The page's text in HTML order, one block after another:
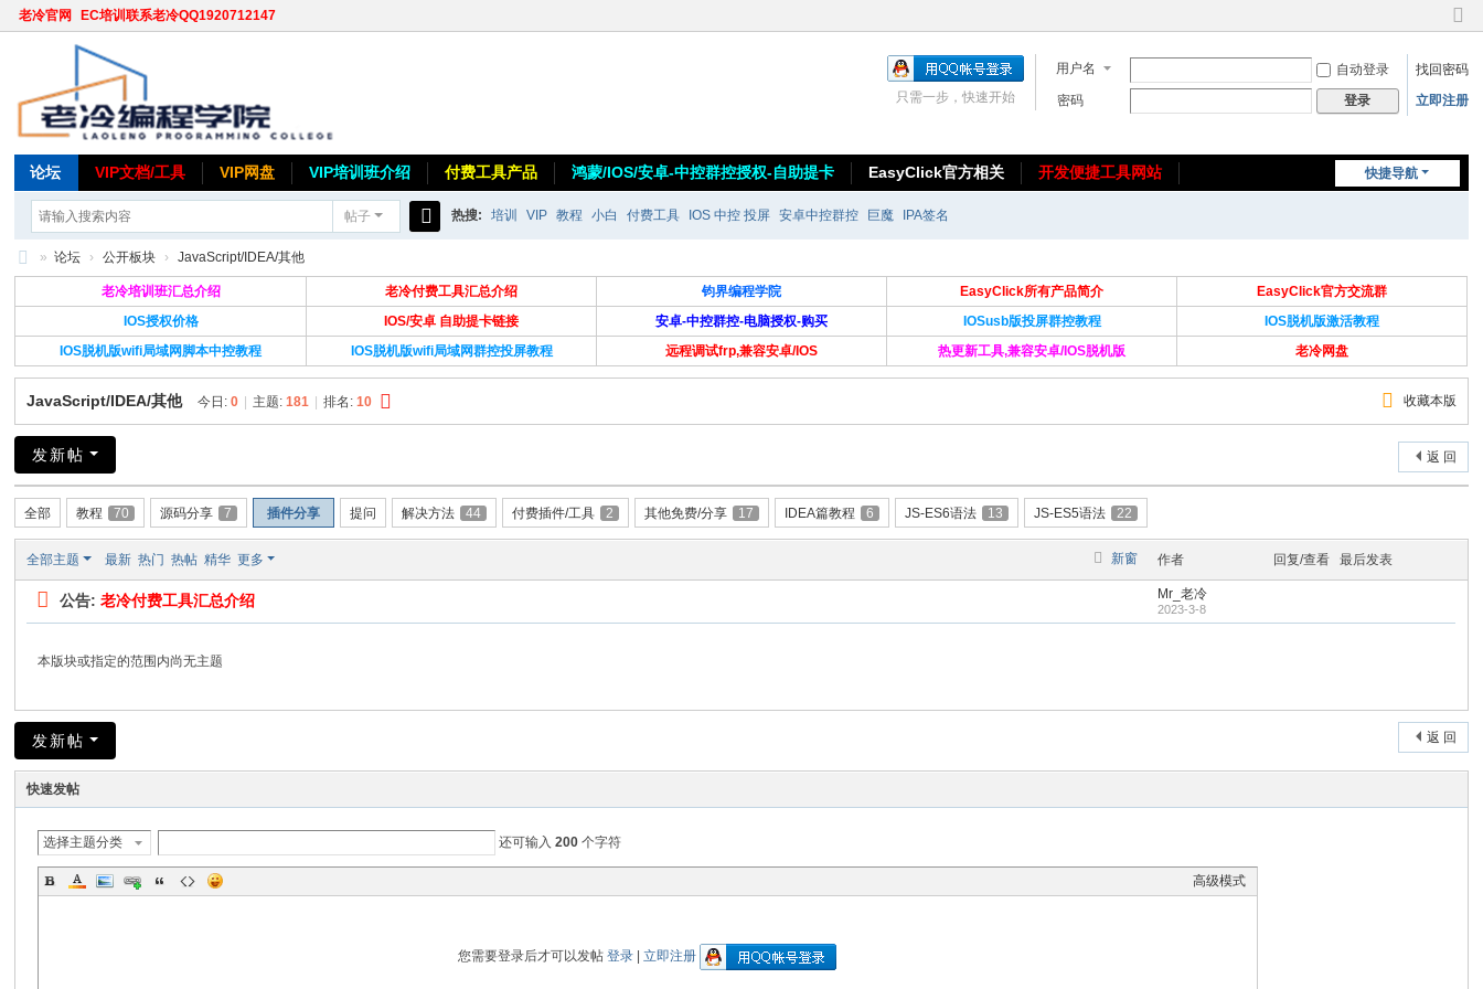
老冷官网 EC培训联系老冷QQ1920712147
切
到
窄
用户名 自动登录
找回密码
密码
登录 立即注册
只需一步，快速开始
快捷导航
论坛 VIP文档/工具 VIP网盘 VIP培训班介绍 付费工具产品 鸿蒙/IOS/安卓-中控群控授权-自助提卡 EasyClick官方相关
开发便捷工具网站
帖子
索
热搜: 培训 VIP 教程 小白 付费工具 IOS 中控 投屏 安卓中控群控 巨魔 IPA签名
» 论坛 › 公开板块 › JavaScript/IDEA/其他
老冷培训班汇总介绍 老冷付费工具汇总介绍 钧界编程学院 EasyClick所有产品简介
EasyClick官方交流群
IOS授权价格
IOS/安卓 自助提卡链接 安卓-中控群控-电脑授权-购买 IOSusb版投屏群控教程
IOS脱机版激活教程
IOS脱机版wifi局域网脚本中控教程
IOS脱机版wifi局域网群控投屏教程 远程调试frp,兼容安卓/IOS 热更新工具,兼容安卓/IOS脱机版 老冷网盘
收藏本版
JavaScript/IDEA/其他 今日:0 主题:181 排名:10
返 回
发新帖
全部 教程 70 源码分享 7 插件分享 提问 解决方法 44 付费插件/工具 2 其他免费/分享 17 IDEA篇教程 6 JS-ES6语法 13 JS-ES5语法 22
新窗
全部主题 最新 热门 热帖 精华 更多 作者 回复/查看 最后发表
公告:老冷付费工具汇总介绍 Mr_老冷
2023-3-8
本版块或指定的范围内尚无主题
返 回
发新帖
快速发帖
选择主题分类 还可输入200 个字符
高级模式
您需要登录后才可以发帖登录 |立即注册